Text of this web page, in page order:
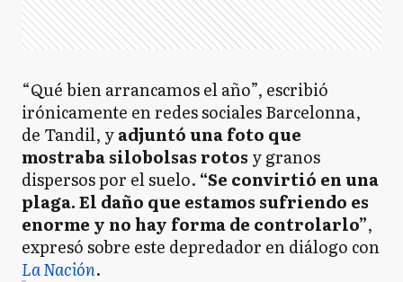
“Qué bien arrancamos el año”, escribió
irónicamente en redes sociales Barcelonna,
de Tandil, yadjuntó una foto que
mostraba silobolsas rotos y granos
dispersos por el suelo. “Se convirtió en una
plaga. El daño que estamos sufriendo es
enorme y no hay forma de controlarlo”,
expresó sobre este depredador en diálogo con
La Nación.